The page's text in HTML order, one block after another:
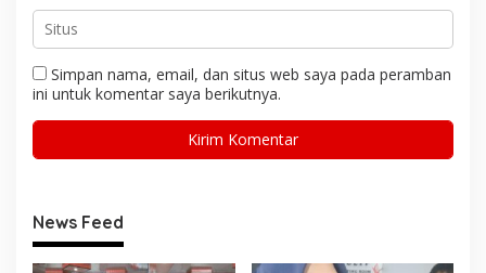
Simpan nama, email, dan situs web saya pada peramban
ini untuk komentar saya berikutnya.
News Feed